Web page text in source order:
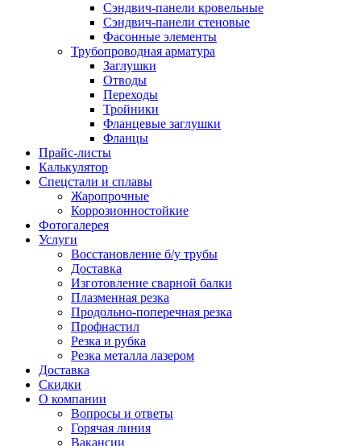
Сэндвич-панели кровельные
Сэндвич-панели стеновые
Фасонные элементы
Трубопроводная арматура
Заглушки
Отводы
Переходы
Тройники
Фланцевые заглушки
Фланцы
Прайс-листы
Калькулятор
Спецстали и сплавы
Жаропрочные
Коррозионностойкие
Фотогалерея
Услуги
Восстановление б/у трубы
Доставка
Изготовление сварной балки
Плазменная резка
Продольно-поперечная резка
Профнастил
Резка и рубка
Резка металла лазером
Доставка
Скидки
О компании
Вопросы и ответы
Горячая линия
Вакансии